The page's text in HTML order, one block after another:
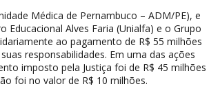
Médica de Pernambuco – ADM/PE), e
Educacional Alves Faria (Unialfa) e o Grupo
ao pagamento de R$ 55 milhões
responsabilidades. Em uma das ações
imposto pela Justiça foi de R$ 45 milhões
foi no valor de R$ 10 milhões.